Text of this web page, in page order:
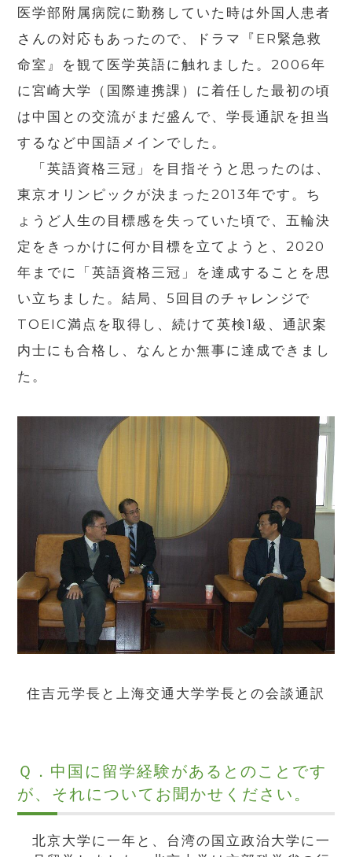
医学部附属病院に勤務していた時は外国人患者
さんの対応もあったので、ドラマ『ER緊急救
命室』を観て医学英語に触れました。2006年
に宮崎大学（国際連携課）に着任した最初の頃
は中国との交流がまだ盛んで、学長通訳を担当
するなど中国語メインでした。
「英語資格三冠」を目指そうと思ったのは、
東京オリンピックが決まった2013年です。ち
ょうど人生の目標感を失っていた頃で、五輪決
定をきっかけに何か目標を立てようと、2020
年までに「英語資格三冠」を達成することを思
い立ちました。結局、5回目のチャレンジで
TOEIC満点を取得し、続けて英検1級、通訳案
内士にも合格し、なんとか無事に達成できまし
た。
住吉元学長と上海交通大学学長との会談通訳
Ｑ．中国に留学経験があるとのことです
が、それについてお聞かせください。
北京大学に一年と、台湾の国立政治大学に一